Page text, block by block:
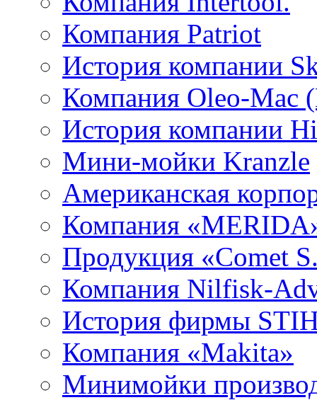
Компания Patriot
История компании
Компания Oleo-Mac
История компании
Мини-мойки Kranzle
Американская
Компания
Продукция «Comet
Компания Nilfisk-
История фирмы
Компания «Makita»
Минимойки